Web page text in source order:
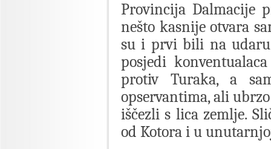
Provincija Dalmacije
nešto kasnije otvara
su i prvi bili na udaru
posjedi
protiv Turaka, a
opservantima, ali
iščezli s lica zemlje.
od Kotora i u